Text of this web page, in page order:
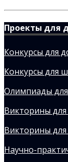
Проекты для
Конкурсы для
Конкурсы для
Олимпиады
Викторины
Викторины
Научно-